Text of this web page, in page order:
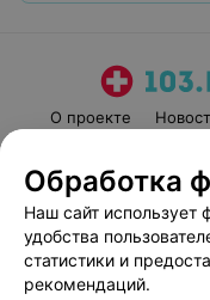
О проекте
Обработка
Наш сайт использует
удобства
статистики и
рекомендаций.